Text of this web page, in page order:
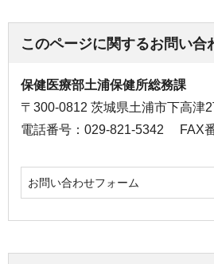
このページに関するお問い合
保健医療部土浦保健所総務課
〒300-0812 茨城県土浦市下高津
電話番号：029-821-5342
FAX
お問い合わせフォーム